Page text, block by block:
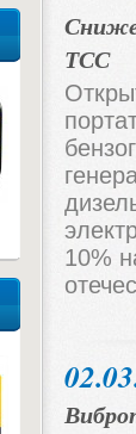
ТСС
10%